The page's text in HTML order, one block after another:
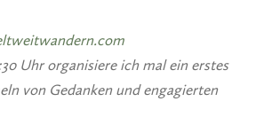
Uhr organisiere ich mal ein erstes
von Gedanken und engagierten